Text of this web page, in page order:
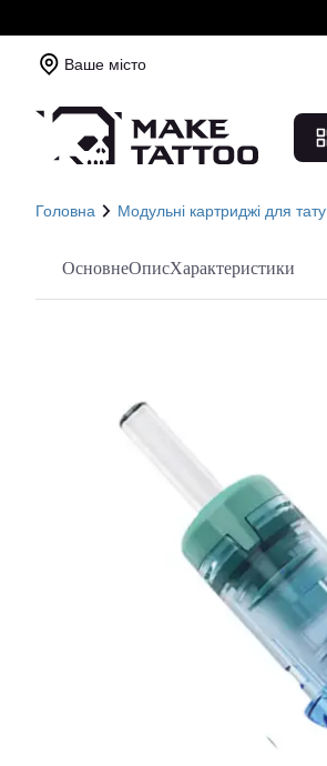
Ваше місто
Головна Модульні картриджі для тату
ОсновнеОписХарактеристики